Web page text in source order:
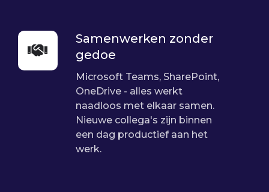
Samenwerken zonder
gedoe
Microsoft Teams, SharePoint,
OneDrive - alles werkt
naadloos met elkaar samen.
Nieuwe collega's zijn binnen
een dag productief aan het
werk.
Samenwerken
zonder
gedoe